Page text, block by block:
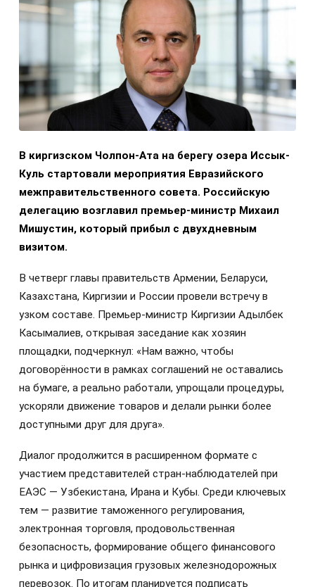
В киргизском Чолпон-Ата на берегу озера Иссык-
Куль стартовали мероприятия Евразийского
межправительственного совета. Российскую
делегацию возглавил премьер-министр Михаил
Мишустин, который прибыл с двухдневным
визитом.
В четверг главы правительств Армении, Беларуси,
Казахстана, Киргизии и России провели встречу в
узком составе. Премьер-министр Киргизии Адылбек
Касымалиев, открывая заседание как хозяин
площадки, подчеркнул: «Нам важно, чтобы
договорённости в рамках соглашений не оставались
на бумаге, а реально работали, упрощали процедуры,
ускоряли движение товаров и делали рынки более
доступными друг для друга».
Диалог продолжится в расширенном формате с
участием представителей стран-наблюдателей при
ЕАЭС — Узбекистана, Ирана и Кубы. Среди ключевых
тем — развитие таможенного регулирования,
электронная торговля, продовольственная
безопасность, формирование общего финансового
рынка и цифровизация грузовых железнодорожных
перевозок. По итогам планируется подписать